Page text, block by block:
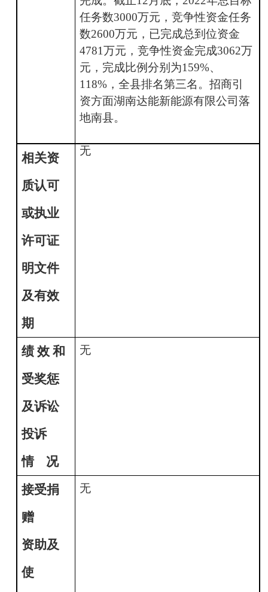
任务数3000万元，竞争性资金任务
数2600万元，已完成总到位资金
4781万元，竞争性资金完成3062万
元，完成比例分别为159%、
118%，全县排名第三名。招商引
资方面湖南达能新能源有限公司落
地南县。
相关资
质认可
或执业
许可证
明文件
及有效
期
无
绩 效 和
受奖惩
及诉讼
投诉
情
况
无
接受捐
赠
资助及
使
无